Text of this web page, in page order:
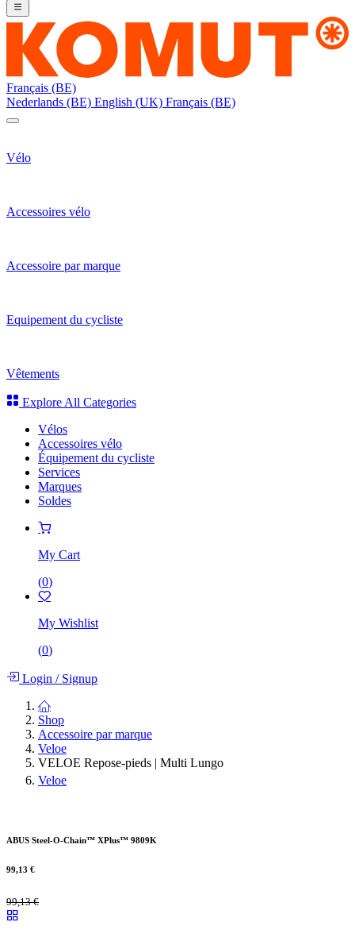
Français (BE)
Nederlands (BE) English (UK) Français (BE)
Vélo
Accessoires vélo
Accessoire par marque
Equipement du cycliste
Vêtements
Explore All Categories
Vélos
Accessoires vélo
Équipement du cycliste
Services
Marques
Soldes
My Cart
(0)
My Wishlist
(0)
Login /Signup
Shop
Accessoire par marque
Veloe
VELOE Repose-pieds | Multi Lungo
Veloe
ABUS Steel-O-Chain™ XPlus™ 9809K
99,13 €
99,13€